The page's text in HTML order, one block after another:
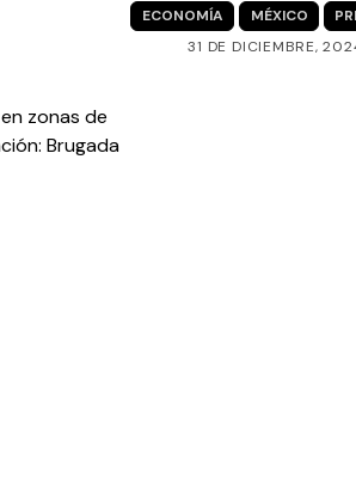
ECONOMÍA MÉXICO
31 DE DICIEMBRE,
zonas de
Brugada